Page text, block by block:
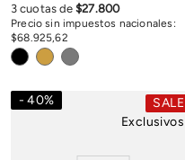
Precio sin impuestos nacionales:
$68 925,62
3 cuotas de$27.800
40%
SALE
Exclusivos